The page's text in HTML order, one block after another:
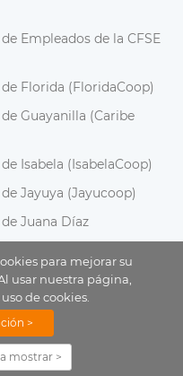
Empleados de la CFSE
Florida (FloridaCoop)
Guayanilla (Caribe
Isabela (IsabelaCoop)
Jayuya (Jayucoop)
Juana Díaz
la Industria
Lajas (LajasCoop)
para mejorar su
usar nuestra página,
de cookies.
>
mostrar >